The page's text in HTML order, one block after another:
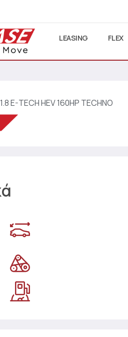
LEASING FLEX
E-TECH HEV 160HP TECHNO